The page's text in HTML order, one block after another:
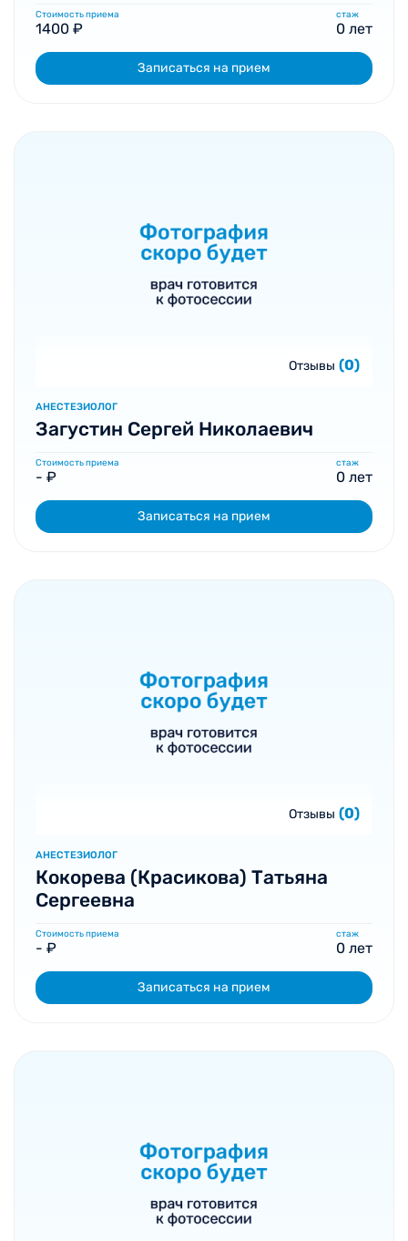
Стоимость приема
1400 ₽
стаж
0 лет
Записаться на прием
Отзывы (0)
АНЕСТЕЗИОЛОГ
Загустин Сергей Николаевич
Стоимость приема
- ₽
стаж
0 лет
Записаться на прием
Отзывы (0)
АНЕСТЕЗИОЛОГ
Кокорева (Красикова) Татьяна
Сергеевна
Стоимость приема
- ₽
стаж
0 лет
Записаться на прием